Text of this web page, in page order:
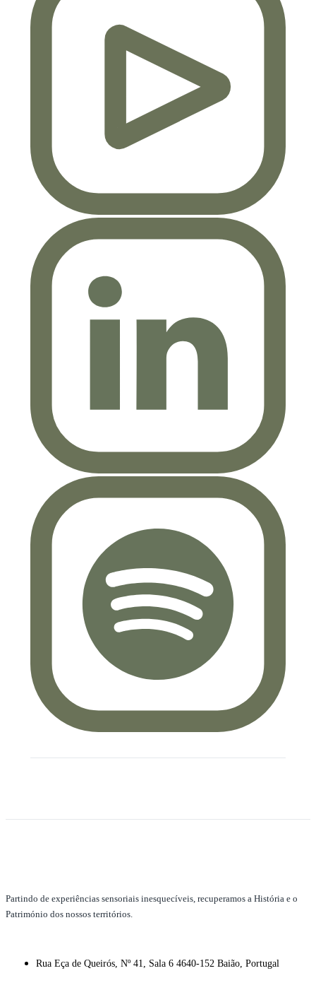
Partindo de experiências sensoriais inesquecíveis, recuperamos a História e o
Património dos nossos territórios.
Rua Eça de Queirós, Nº 41, Sala 6 4640-152 Baião, Portugal